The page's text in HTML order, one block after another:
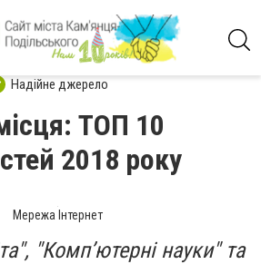
Надійне джерело
ТОП 10
2018 року
Мережа Інтернет
"Комп’ютерні науки" та